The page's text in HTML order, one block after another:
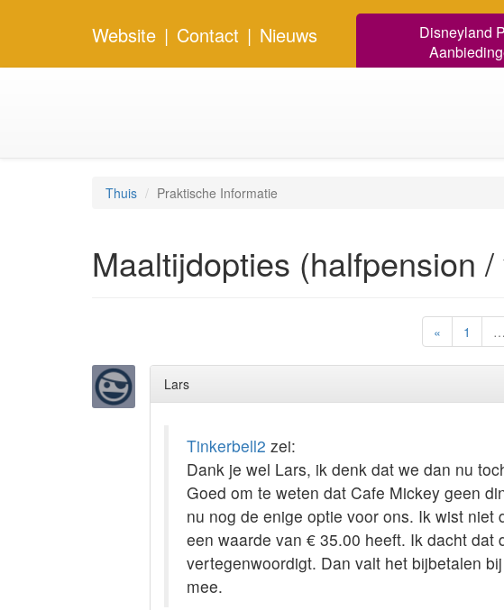
Website | Contact | Nieuws
Disneyland
Thuis Praktische Informatie
Maaltijdopties (halfpension
« 1 …
Lars
Tinkerbell2 zei:
Dank je wel Lars, ik denk dat we dan nu
Goed om te weten dat Cafe Mickey geen
nu nog de enige optie voor ons. Ik wist
een waarde van € 35.00 heeft. Ik dacht
vertegenwoordigt. Dan valt het bijbetalen
mee.